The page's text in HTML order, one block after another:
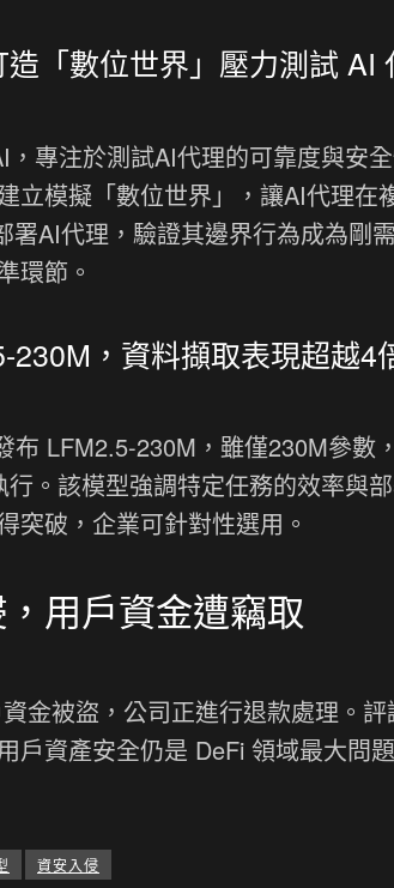
「數位世界」壓力測試 AI
專注於測試AI代理的可靠度與安
立模擬「數位世界」，讓AI代理在
AI代理，驗證其邊界行為成為剛
環節。
，資料擷取表現超越4
LFM2.5-230M，雖僅230M參數
。該模型強調特定任務的效率與
突破，企業可針對性選用。
用戶資金遭竊取
金被盜，公司正進行退款處理。
戶資產安全仍是 DeFi 領域最大問
資安入侵